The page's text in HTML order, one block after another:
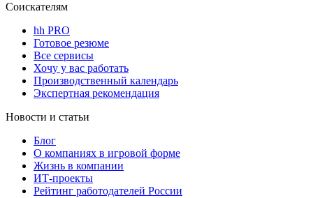
Соискателям
hh PRO
Готовое резюме
Все сервисы
Хочу у вас работать
Производственный календарь
Экспертная рекомендация
Новости и статьи
Блог
О компаниях в игровой форме
Жизнь в компании
ИТ-проекты
Рейтинг работодателей России